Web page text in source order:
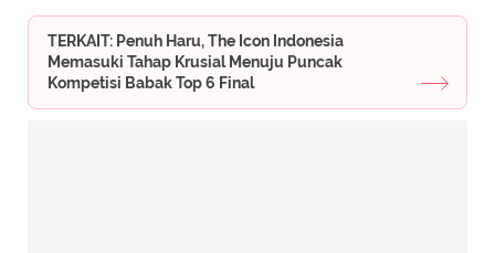
TERKAIT: Penuh Haru, The Icon Indonesia
Memasuki Tahap Krusial Menuju Puncak
Kompetisi Babak Top 6 Final